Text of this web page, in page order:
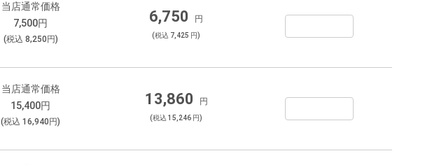
当店通常価格
7,500円
(税込 8,250 円)
6,750 円
(税込 7,425 円)
当店通常価格
15,400円
(税込 16,940 円)
13,860 円
(税込 15,246 円)